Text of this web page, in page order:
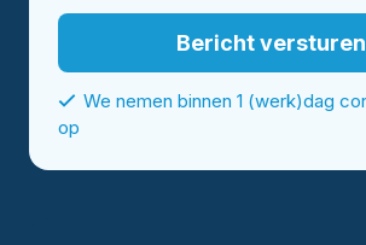
Bericht versturen
We nemen binnen 1 (werk)dag
op